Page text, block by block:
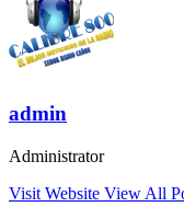
admin
Administrator
Visit Website View All